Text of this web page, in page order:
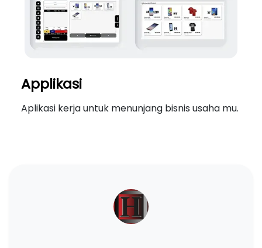
Applikasi
Aplikasi kerja untuk menunjang bisnis usaha mu.